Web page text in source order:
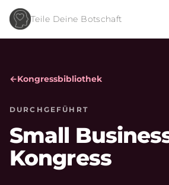
Teile Deine Botschaft
←Kongressbibliothek
DURCHGEFÜHRT
Small
Kongress